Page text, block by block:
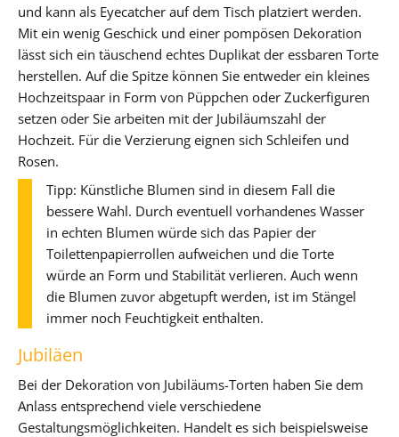
und kann als Eyecatcher auf dem Tisch platziert werden.
Mit ein wenig Geschick und einer pompösen Dekoration
lässt sich ein täuschend echtes Duplikat der essbaren Torte
herstellen. Auf die Spitze können Sie entweder ein kleines
Hochzeitspaar in Form von Püppchen oder Zuckerfiguren
setzen oder Sie arbeiten mit der Jubiläumszahl der
Hochzeit. Für die Verzierung eignen sich Schleifen und
Rosen.
Tipp: Künstliche Blumen sind in diesem Fall die
bessere Wahl. Durch eventuell vorhandenes Wasser
in echten Blumen würde sich das Papier der
Toilettenpapierrollen aufweichen und die Torte
würde an Form und Stabilität verlieren. Auch wenn
die Blumen zuvor abgetupft werden, ist im Stängel
immer noch Feuchtigkeit enthalten.
Jubiläen
Bei der Dekoration von Jubiläums-Torten haben Sie dem
Anlass entsprechend viele verschiedene
Gestaltungsmöglichkeiten. Handelt es sich beispielsweise